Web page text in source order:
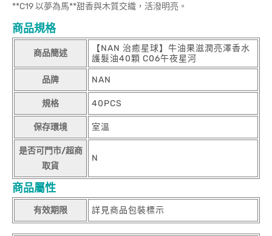
**C19 以夢為馬**甜香與木質交織，活潑明亮。
商品規格
商品簡述
【NAN 治癒星球】牛油果滋潤亮澤香水
護髮油40顆 C06午夜星河
品牌 NAN
規格 40PCS
保存環境 室溫
是否可門市/超商
取貨
N
商品屬性
有效期限 詳見商品包裝標示